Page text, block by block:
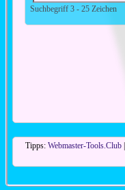
Suchbegriff 3 - 25 Zeichen
Tipps:Webmaster-Tools.Club